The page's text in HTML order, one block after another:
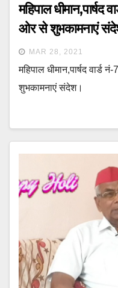
महिपाल धीमान,पार्षद
ओर से शुभकामनाएं
MAR 28, 2021
महिपाल धीमान,पार्षद वार्ड
शुभकामनाएं संदेश।